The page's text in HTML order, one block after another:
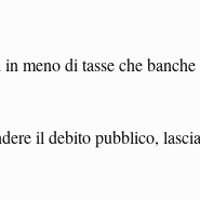
meno di tasse che banche
il debito pubblico,